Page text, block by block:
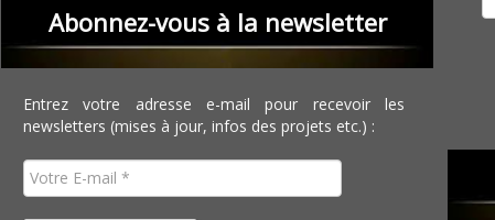
Abonnez-vous à la newsletter
Entrez votre adresse e-mail pour recevoir les
newsletters (mises à jour, infos des projets etc.) :